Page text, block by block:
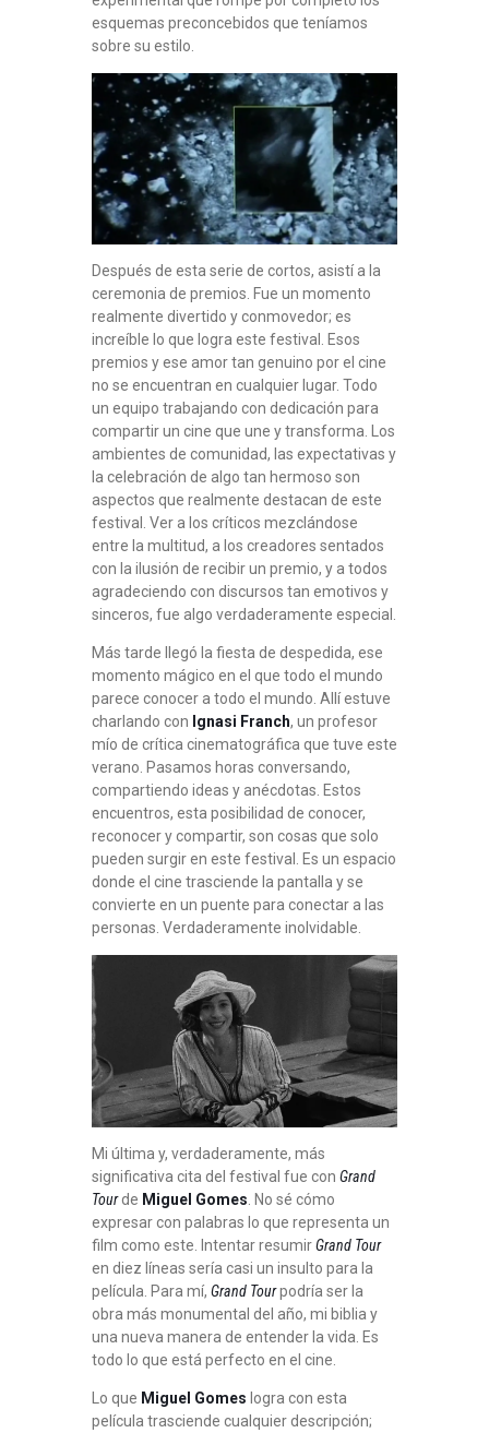
esquemas preconcebidos que teníamos
sobre su estilo.
Después de esta serie de cortos, asistí a la
ceremonia de premios. Fue un momento
realmente divertido y conmovedor; es
increíble lo que logra este festival. Esos
premios y ese amor tan genuino por el cine
no se encuentran en cualquier lugar. Todo
un equipo trabajando con dedicación para
compartir un cine que une y transforma. Los
ambientes de comunidad, las expectativas y
la celebración de algo tan hermoso son
aspectos que realmente destacan de este
festival. Ver a los críticos mezclándose
entre la multitud, a los creadores sentados
con la ilusión de recibir un premio, y a todos
agradeciendo con discursos tan emotivos y
sinceros, fue algo verdaderamente especial.
Más tarde llegó la fiesta de despedida, ese
momento mágico en el que todo el mundo
parece conocer a todo el mundo. Allí estuve
charlando con Ignasi Franch, un profesor
mío de crítica cinematográfica que tuve este
verano. Pasamos horas conversando,
compartiendo ideas y anécdotas. Estos
encuentros, esta posibilidad de conocer,
reconocer y compartir, son cosas que solo
pueden surgir en este festival. Es un espacio
donde el cine trasciende la pantalla y se
convierte en un puente para conectar a las
personas. Verdaderamente inolvidable.
Mi última y, verdaderamente, más
significativa cita del festival fue con Grand
Tourde Miguel Gomes . No sé cómo
expresar con palabras lo que representa un
film como este. Intentar resumirGrand Tour
en diez líneas sería casi un insulto para la
película. Para mí, Grand Tourpodría ser la
obra más monumental del año, mi biblia y
una nueva manera de entender la vida. Es
todo lo que está perfecto en el cine.
Lo que Miguel Gomes logra con esta
película trasciende cualquier descripción;